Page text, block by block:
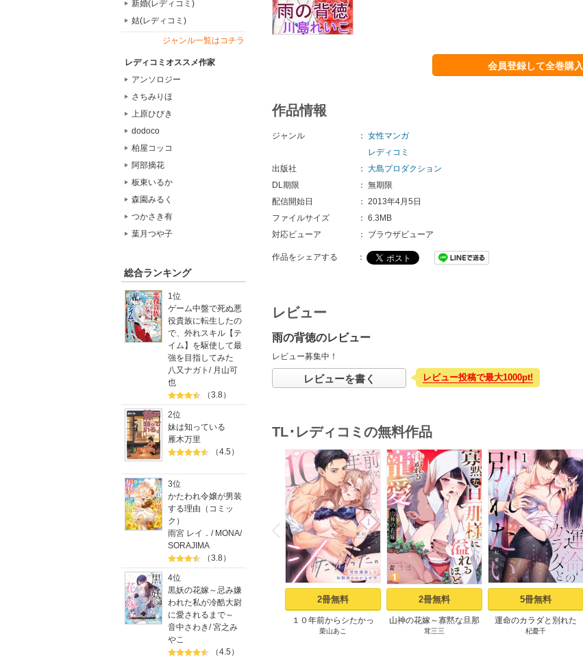
新婚(レディコミ)
姑(レディコミ)
ジャンル一覧はコチラ
レディコミオススメ作家
アンソロジー
さちみりほ
上原ひびき
dodoco
柏屋コッコ
阿部摘花
板東いるか
森園みるく
つかさき有
葉月つや子
総合ランキング
1位
ゲーム中盤で死ぬ悪
役貴族に転生したの
で、外れスキル【テ
イム】を駆使して最
強を目指してみた
八又ナガト / 月山可
也
（3.8）
2位
妹は知っている
雁木万里
（4.5）
3位
かたわれ令嬢が男装
する理由（コミッ
ク）
雨宮 レイ． / MONA/
SORAJIMA
（3.8）
4位
黒妖の花嫁～忌み嫌
われた私が冷酷大尉
に愛されるまで～
音中さわき/宮之み
やこ
（4.5）
会員登録して全巻購入
作品情報
ジャンル ： 女性マンガ
レディコミ
出版社
： 大島プロダクション
DL期限
： 無期限
配信開始日
： 2013年4月5日
ファイルサイズ
： 6.3MB
対応ビューア
： ブラウザビューア
作品をシェアする ：
レビュー
雨の背徳のレビュー
レビュー募集中！
レビューを書く レビュー投稿で最大1000pt!
TL･レディコミの無料作品
P
r
e
v
i
o
u
s
2冊無料
１０年前からシたかっ
た。～理性爆散した幼馴
栗山あこ
2冊無料
山神の花嫁～寡黙な旦那
様に溢れるほど注がれる
茸三三
5冊無料
運命のカラダと別れた
い。～思い出したくなか
杞憂千